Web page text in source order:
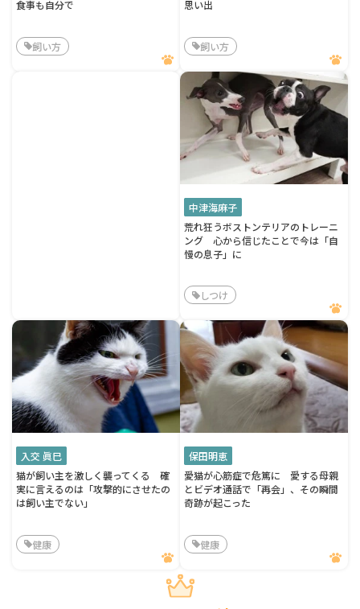
食事も自分で
飼い方
思い出
飼い方
中津海麻子
荒れ狂うボストンテリアのトレーニ
ング 心から信じたことで今は「自
慢の息子」に
しつけ
入交 眞巳
猫が飼い主を激しく襲ってくる 確
実に言えるのは「攻撃的にさせたの
は飼い主でない」
健康
保田明恵
愛猫が心筋症で危篤に 愛する母親
とビデオ通話で「再会」、その瞬間
奇跡が起こった
健康